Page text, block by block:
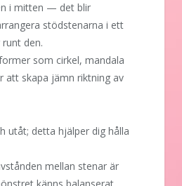
i mitten — det blir
stödstenarna i ett
den.
som cirkel, mandala
att skapa jämn riktning av
utåt; detta hjälper dig hålla
mellan stenar är